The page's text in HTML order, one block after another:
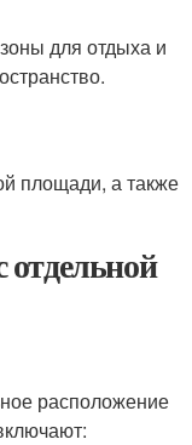
для отдыха и
площади, а также
расположение